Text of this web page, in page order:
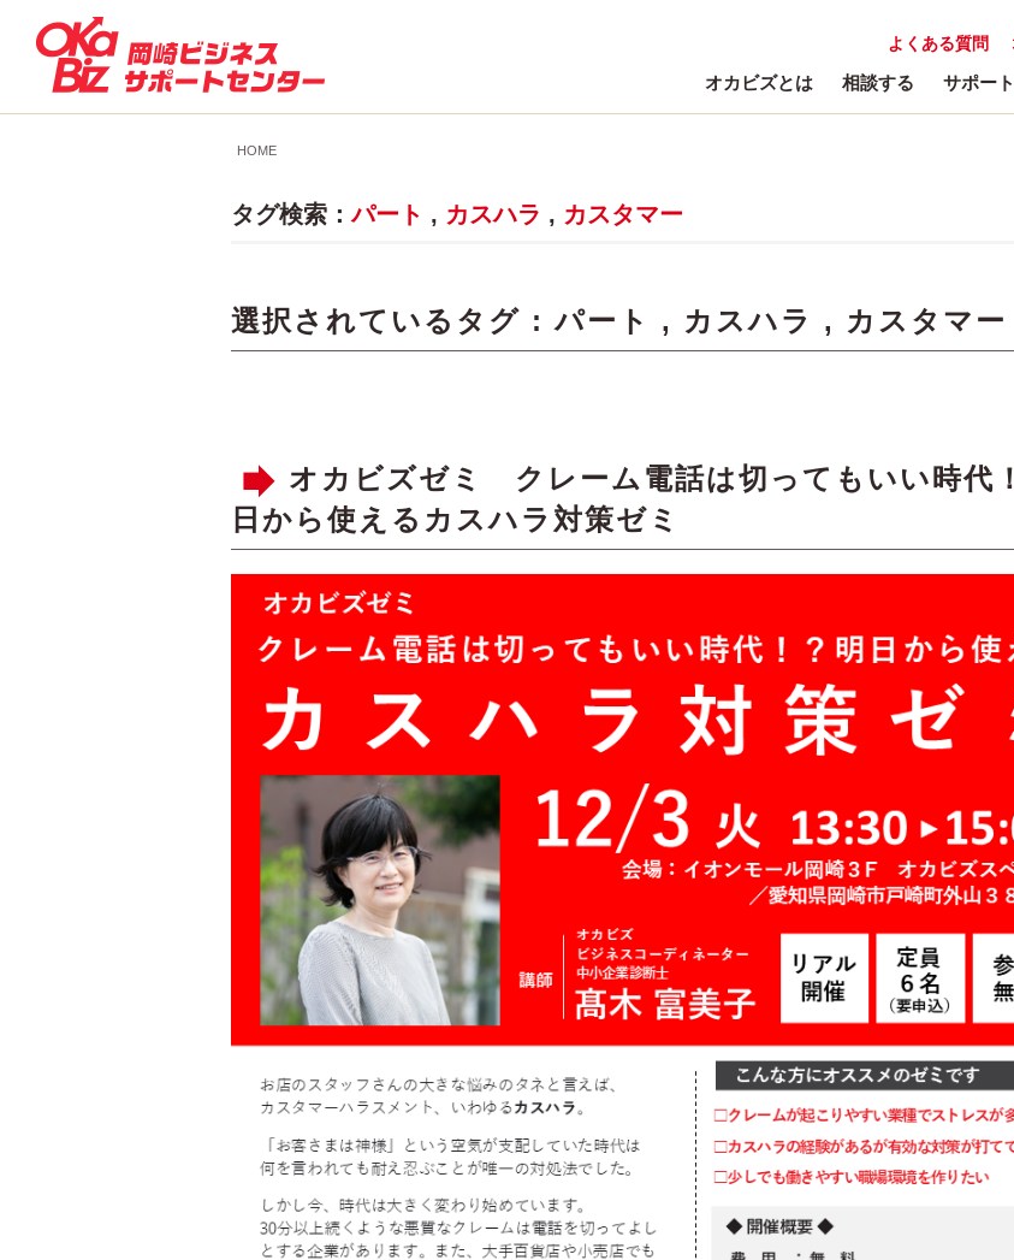
よくある質問
オカビズとは 相談する サポー
HOME
タグ検索：パート , カスハラ , カスタマー
選択されているタグ :パート , カスハラ , カスタマー
オカビズゼミ クレーム電話は切ってもいい時代
日から使えるカスハラ対策ゼミ